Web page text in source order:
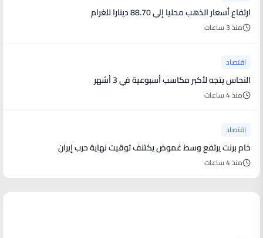
ارتفاع أسعار الذهب محليا إلى 88.70 دينارا للغرام
منذ 3 ساعات
اقتصاد
النحاس يتجه لأكبر مكاسب أسبوعية في 3 أشهر
منذ 4 ساعات
اقتصاد
خام برنت يرتفع وسط غموض يكتنف توقيت نهاية حرب إيران
منذ 4 ساعات